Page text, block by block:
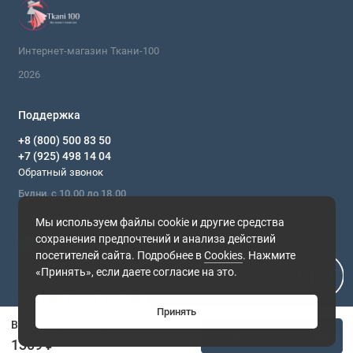
Вельвет цвета киви
1309 ₽
Мы используем файлы cookie и другие средства
сохранения предпочтений и анализа действий
посетителей сайта. Подробнее вCookies. Нажмите
«Принять», если даете согласие на это.
Принять
Интернет-магазин Ткани-100
2026
Поддержка
+8 (800) 500 83 50
+7 (925) 498 14 04
Обратный звонок
Будни, с 10.00 до 18.00
Мы в сети